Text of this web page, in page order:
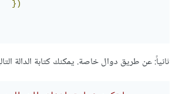
})
ثانياً: عن طريق دوال خاصة. يمكنك كتابة الدالة